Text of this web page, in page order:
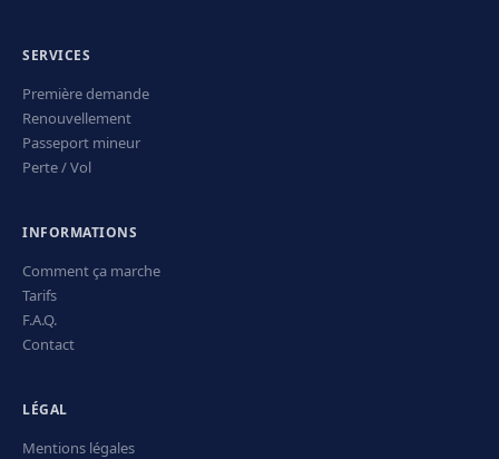
SERVICES
Première demande
Renouvellement
Passeport mineur
Perte / Vol
INFORMATIONS
Comment ça marche
Tarifs
F.A.Q.
Contact
LÉGAL
Mentions légales